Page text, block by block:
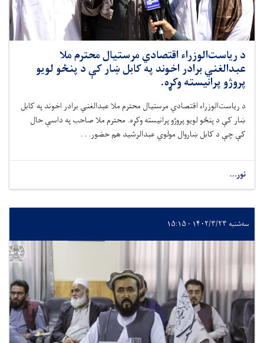
د ریاست‌الوزراء اقتصادي مرستیال محترم ملا
عبدالغني برادر اخوند په کابل ښار کې د پنځو لویو
پروژو پرانیسته وکړه.
د ریاست‌الوزراء اقتصادي مرستیال محترم ملا عبدالغني برادر اخوند په کابل
ښار کې د پنځو لویو پروژو پرانیسته وکړه. محترم ملا صاحب په داسې حال
کې چې د کابل ښاروال مولوي عبدالرشید هم حضور. . .
نور...
سه‌شنبه ۱۴۰۲/۳/۲۳ - ۱۵:۱۵